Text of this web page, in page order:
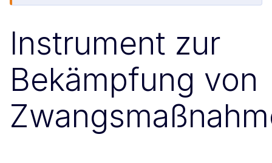
Instrument zur
Bekämpfung von